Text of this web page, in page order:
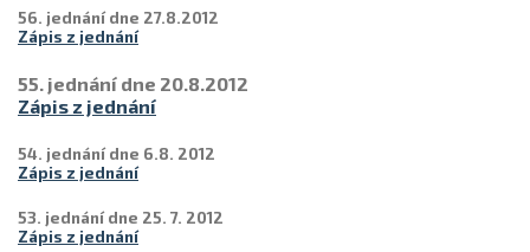
56. jednání dne 27.8.2012
Zápis z jednání
55. jednání dne 20.8.2012
Zápis z jednání
54. jednání dne 6.8. 2012
Zápis z jednání
53. jednání dne 25. 7. 2012
Zápis z jednání